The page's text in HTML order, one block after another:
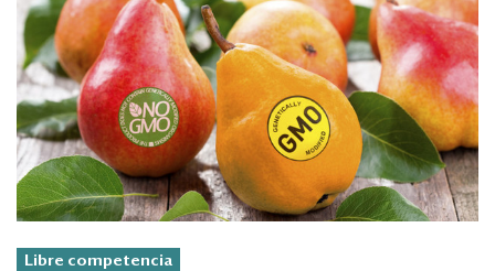
Libre competencia